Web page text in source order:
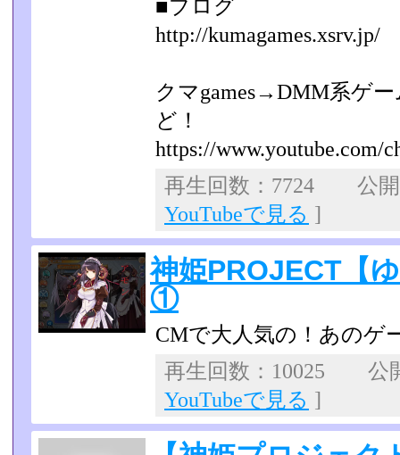
■ブログ
http://kumagames.xsrv.jp/
クマgames→DMM系ゲ
ど！
https://www.youtube.com/
再生回数：7724 公
YouTubeで見る ]
神姫PROJECT【
①
CMで大人気の！あのゲ
再生回数：10025 公
YouTubeで見る ]